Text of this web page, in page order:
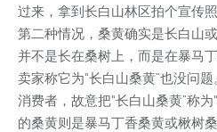
过来，拿到长白山林区拍个宣传
第二种情况，桑黄确实是长白山
并不是长在桑树上，而是在暴马
卖家称它为“长白山桑黄”也没问
消费者，故意把“长白山桑黄”称
的桑黄则是暴马丁香桑黄或楸树